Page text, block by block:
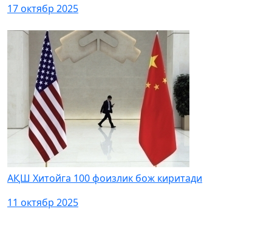
17 октябр 2025
АҚШ Хитойга 100 фоизлик бож киритади
11 октябр 2025